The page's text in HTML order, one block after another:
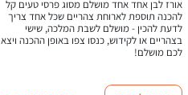
אורז לבן אחד אחד מושלם מסוג פרסי טעים קל
להכנה תוספת לארוחת צהריים שכל אחד צריך
לדעת להכין - מושלם לשבת המלכה, שישי
בצהריים או לקידוש, כנסו צפו באופן ההכנה ויצא
לכם מושלם!